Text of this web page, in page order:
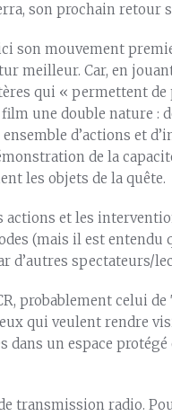
son prochain retour
son mouvement
meilleur. Car, en
qui « permettent de
une double nature :
d’actions et
de la
les objets de la quête.
actions et les
(mais il est entendu
d’autres spectateurs/
probablement celui
qui veulent rendre
dans un espace
transmission radio.